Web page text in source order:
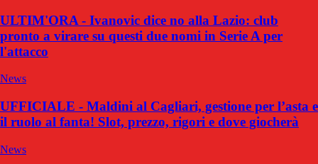
ULTIM'ORA - Ivanovic dice no alla Lazio: club
pronto a virare su questi due nomi in Serie A per
l'attacco
News
UFFICIALE - Maldini al Cagliari, gestione per l’asta e
il ruolo al fanta! Slot, prezzo, rigori e dove giocherà
News